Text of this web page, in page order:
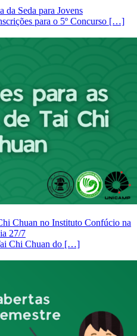
da Seda para Jovens
para o 5º Concurso […]
Chuan no Instituto Confúcio na
27/7
Chi Chuan do […]